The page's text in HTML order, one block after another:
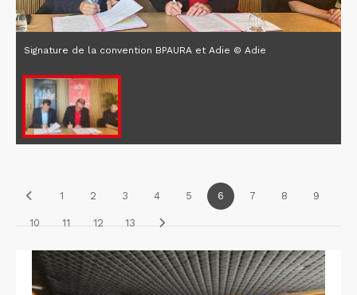
Signature de la convention BPAURA et Adie © Adie
1 2 3 4 5 6 7 8 9
10 11 12 13